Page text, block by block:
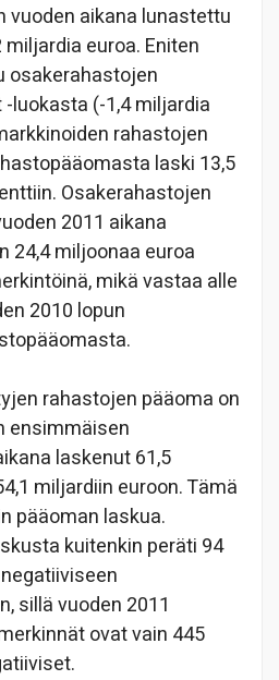
vuoden aikana lunastettu
euroa. Eniten
osakerahastojen
luokasta (-1,4 miljardia
rahastojen
laski 13,5
Osakerahastojen
2011 aikana
24,4 miljoonaa euroa
mikä vastaa alle
2010 lopun
rahastojen pääoma on
ensimmäisen
laskenut 61,5
miljardiin euroon. Tämä
pääoman laskua.
kuitenkin peräti 94
sillä vuoden 2011
ovat vain 445